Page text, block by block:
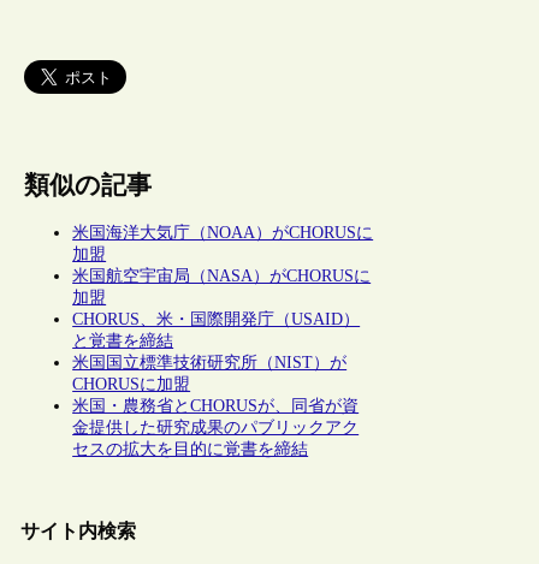
類似の記事
米国海洋大気庁（NOAA）がCHORUSに
加盟
米国航空宇宙局（NASA）がCHORUSに
加盟
CHORUS、米・国際開発庁（USAID）
と覚書を締結
米国国立標準技術研究所（NIST）が
CHORUSに加盟
米国・農務省とCHORUSが、同省が資
金提供した研究成果のパブリックアク
セスの拡大を目的に覚書を締結
サイト内検索